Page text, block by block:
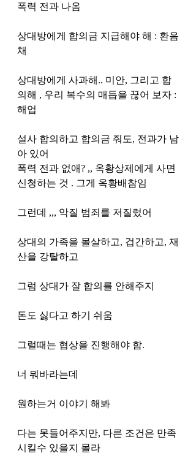
폭력 전과 나옴
상대방에게 합의금 지급해야 해 : 환음
채
상대방에게 사과해.. 미안, 그리고 합
의해 , 우리 복수의 매듭을 끊어 보자 :
해업
설사 합의하고 합의금 줘도, 전과가 남
아 있어
폭력 전과 없애? ,, 옥황상제에게 사면
신청하는 것 . 그게 옥황배참임
그런데 ,,, 악질 범죄를 저질렀어
상대의 가족을 몰살하고, 겁간하고, 재
산을 강탈하고
그럼 상대가 잘 합의를 안해주지
돈도 싫다고 하기 쉬움
그럴때는 협상을 진행해야 함.
너 뭐바라는데
원하는거 이야기 해봐
다는 못들어주지만, 다른 조건은 만족
시킬수 있을지 몰라